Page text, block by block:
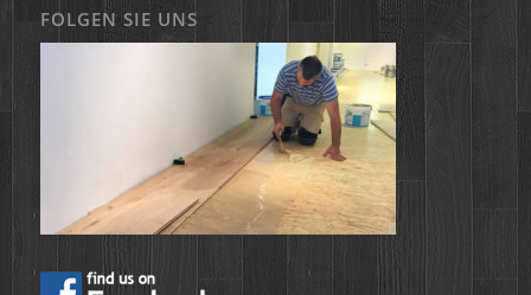
FOLGEN SIE UNS